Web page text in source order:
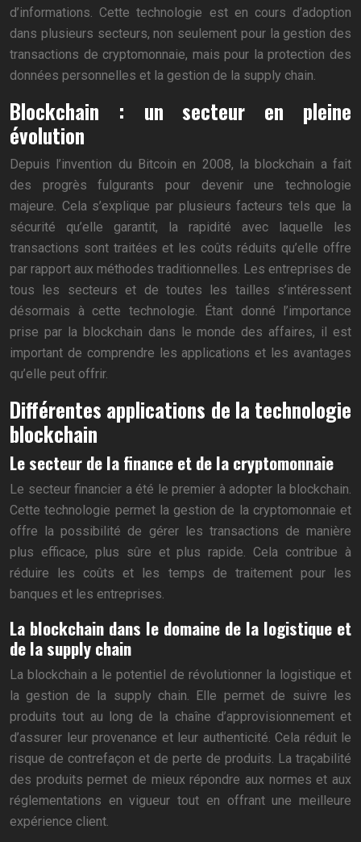
d’informations. Cette technologie est en cours d’adoption
dans plusieurs secteurs, non seulement pour la gestion des
transactions de cryptomonnaie, mais pour la protection des
données personnelles et la gestion de la supply chain.
Blockchain : un secteur en pleine
évolution
Depuis l’invention du Bitcoin en 2008, la blockchain a fait
des progrès fulgurants pour devenir une technologie
majeure. Cela s’explique par plusieurs facteurs tels que la
sécurité qu’elle garantit, la rapidité avec laquelle les
transactions sont traitées et les coûts réduits qu’elle offre
par rapport aux méthodes traditionnelles. Les entreprises de
tous les secteurs et de toutes les tailles s’intéressent
désormais à cette technologie. Étant donné l’importance
prise par la blockchain dans le monde des affaires, il est
important de comprendre les applications et les avantages
qu’elle peut offrir.
Différentes applications de la technologie
blockchain
Le secteur de la finance et de la cryptomonnaie
Le secteur financier a été le premier à adopter la blockchain.
Cette technologie permet la gestion de la cryptomonnaie et
offre la possibilité de gérer les transactions de manière
plus efficace, plus sûre et plus rapide. Cela contribue à
réduire les coûts et les temps de traitement pour les
banques et les entreprises.
La blockchain dans le domaine de la logistique et
de la supply chain
La blockchain a le potentiel de révolutionner la logistique et
la gestion de la supply chain. Elle permet de suivre les
produits tout au long de la chaîne d’approvisionnement et
d’assurer leur provenance et leur authenticité. Cela réduit le
risque de contrefaçon et de perte de produits. La traçabilité
des produits permet de mieux répondre aux normes et aux
réglementations en vigueur tout en offrant une meilleure
expérience client.